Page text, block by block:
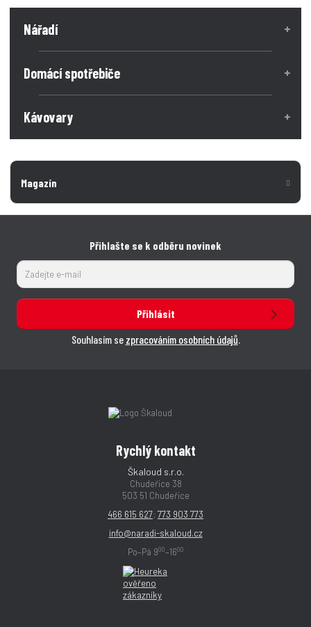
Nářadí
Domácí spotřebiče
Kávovary
Magazín
Přihlašte se k odběru novinek
Přihlásit
Souhlasím se zpracováním osobních údajů.
Rychlý kontakt
Škaloud s.r.o.
Chudeřice 38
503 51 Chudeřice
466 615 627; 773 903 773
info@naradi-skaloud.cz
Po–Pá 900–1600